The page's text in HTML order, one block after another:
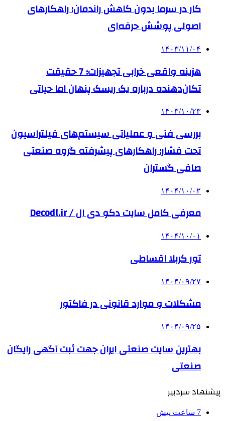
کار در سرما بدون کاهش راندمان؛ راهکارهای
اصولی پوشش حرفه‌ای
۱۴۰۳/۱۱/۰۴
هزینه واقعی خرابی تجهیزات؛ 7 حقیقت
تکان‌دهنده درباره یک ریسک پنهان اما حیاتی
۱۴۰۳/۱۰/۲۳
بررسی فنی و عملیاتی سیستم‌های فیلتراسیون
تحت فشار؛ راهکارهای پیشرفته گروه صنعتی
صافی گستران
۱۴۰۴/۱۰/۰۲
معرفی کامل سایت دکو دی ال / Decodl.ir
۱۴۰۴/۱۰/۰۱
تور کربلا اقساطی
۱۴۰۴/۰۹/۲۷
مشکلات و موارد قانونی در فاکتور
۱۴۰۴/۰۹/۲۵
بهترین ‌سایت صنعتی ایران جهت ثبت آگهی رایگان
صنعتی
پیشنهاد سردبیر
7 ساعت پیش